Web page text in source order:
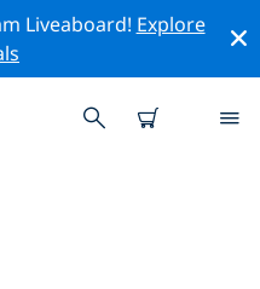
Liveaboard! Explore